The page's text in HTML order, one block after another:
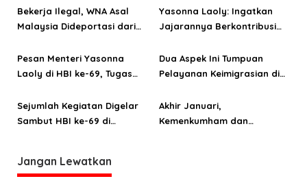
o
s
Umroh
Bekerja Ilegal, WNA Asal
Malaysia Dideportasi dari
Yasonna Laoly: Ingatkan
Jajarannya Berkontribusi
Hukum dan HAM di
Indonesia
Pesan Menteri Yasonna
Laoly di HBI ke-69, Tugas
dan Penting
Dua Aspek Ini Tumpuan
Pelayanan Keimigrasian di
Sejumlah Kegiatan Digelar
Sambut HBI ke-69 di
Akhir Januari,
Kemenkumham dan
Jangan Lewatkan